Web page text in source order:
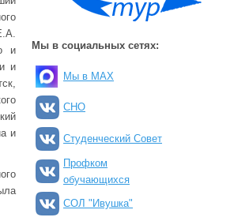
и
и
и
Мы в социальных сетях:
Мы в MAX
СНО
Студенческий Совет
Профком
обучающихся
СОЛ "Ивушка"